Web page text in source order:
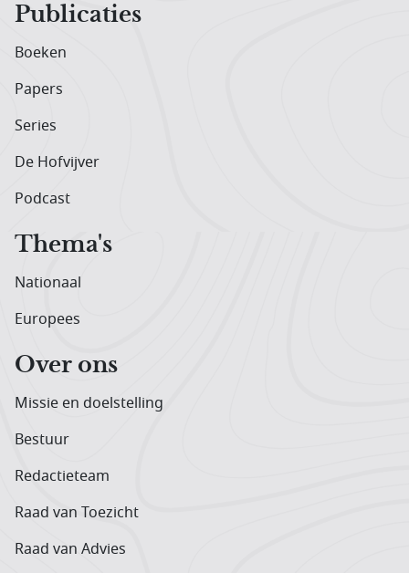
Publicaties
Boeken
Papers
Series
De Hofvijver
Podcast
Thema's
Nationaal
Europees
Over ons
Missie en doelstelling
Bestuur
Redactieteam
Raad van Toezicht
Raad van Advies